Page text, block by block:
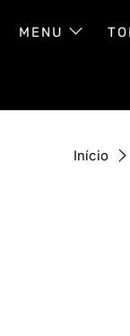
MENU
Início